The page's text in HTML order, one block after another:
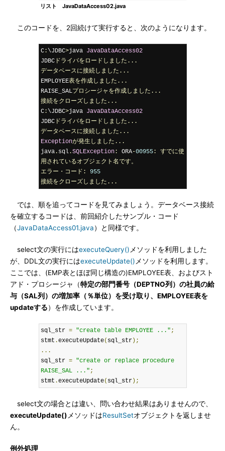
リスト JavaDataAccess02.java
このコードを、2回続けて実行すると、次のようになります。
C: \JDBC>java JavaDataAccess02
JDBCドライバをロードしました...
データベースに接続しました...
EMPLOYEE表を作成しました...
RAISE_SALプロシージャを作成しました...
接続をクローズしました...
C: \JDBC>java JavaDataAccess02
JDBCドライバをロードしました...
データベースに接続しました...
Exceptionが発生しました...
java. sql.SQLException: ORA-00955:
すでに使
用されているオブジェクト名です。
エラー・コード:
955
接続をクローズしました...
では、順を追ってコードを見てみましょう。データベース接続
を確立するコードは、前回紹介したサンプル・コード
（JavaDataAccess01.java）と同様です。
select文の実行にはexecuteQuery() メソッドを利用しました
が、DDL文の実行にはexecuteUpdate() メソッドを利用します。
ここでは、(EMP表とほぼ同じ構造の)EMPLOYEE表、およびスト
アド・プロシージャ（特定の部門番号（DEPTNO列）の社員の給
与（SAL列）の増加率（％単位）を受け取り、EMPLOYEE表を
updateする）を作成しています。
sql_str = "create table EMPLOYEE ..." ;
stmt .executeUpdate( sql_str);
...
sql_str =
"create or replace procedure
RAISE_SAL ..." ;
stmt .executeUpdate( sql_str);
select文の場合とは違い、問い合わせ結果はありませんので、
executeUpdate() メソッドはResultSetオブジェクトを返しませ
ん。
例外処理